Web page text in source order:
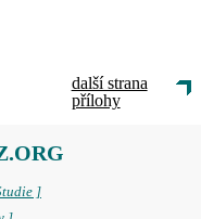
další strana
přílohy
]